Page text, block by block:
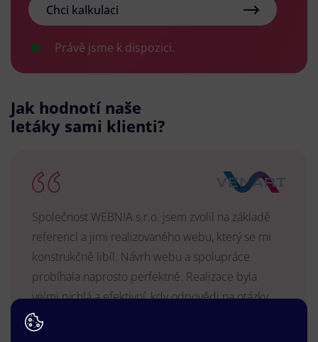
Chci kalkulaci
Právě jsme k dispozici.
Jak hodnotí naše
letáky sami klienti?
Společnost WEBNIA s.r.o. jsem zvolil na základě
referencí a jimi realizovaného webu, který se mi
konstrukčně libíl. Návrh webu a spolupráce
probíhala naprosto perfektně. Realizace byla
velmi rychlá a efektivní, kdy odpovědi na otázky,
úpravy a reakce byly vždy v řádu hodin a vše se
vyřešilo k mé spokojenosti. Web je dlouhodobě